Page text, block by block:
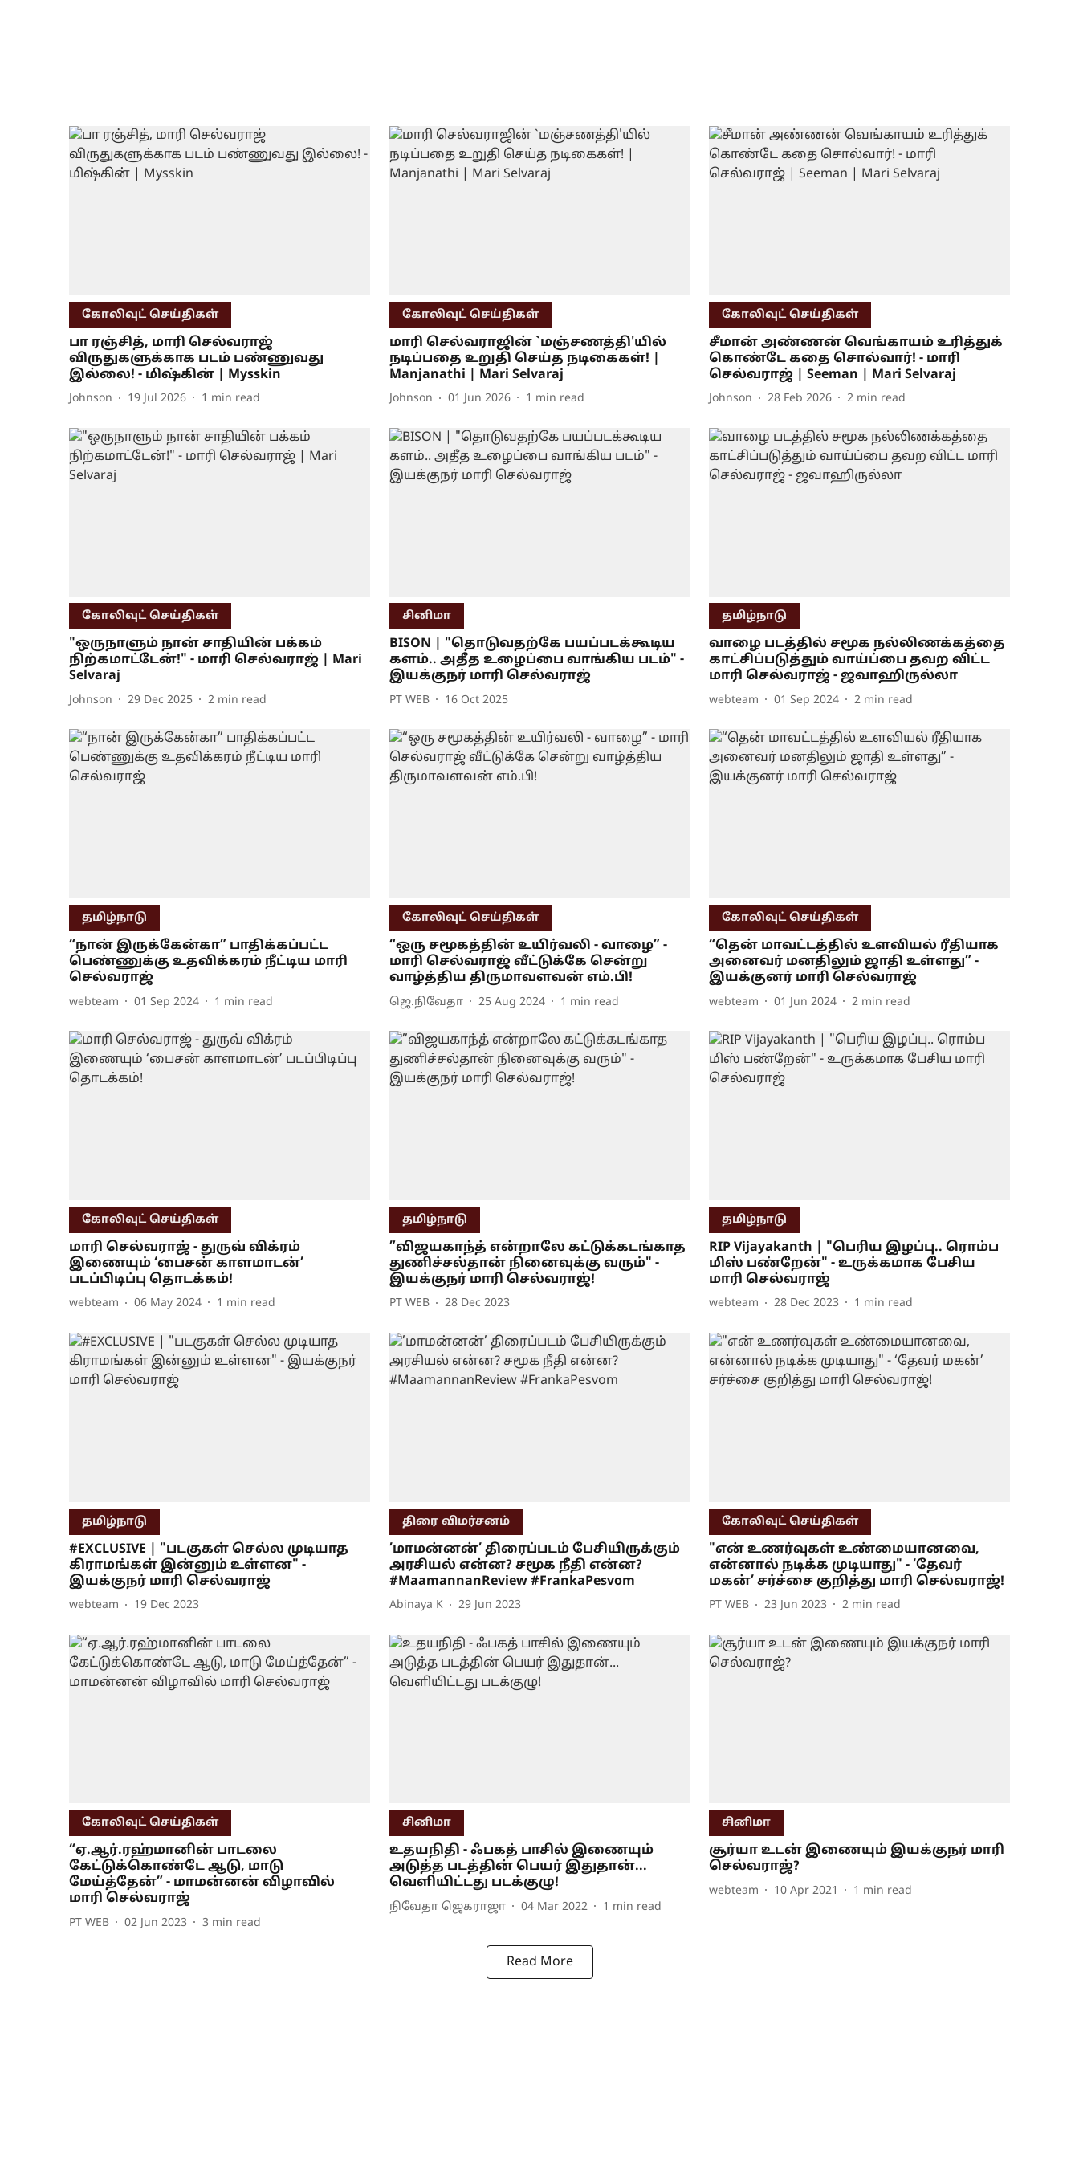
கோலிவுட் செய்திகள்
பா ரஞ்சித், மாரி செல்வராஜ்
விருதுகளுக்காக படம் பண்ணுவது
இல்லை! - மிஷ்கின் | Mysskin
Johnson 19 Jul 2026 1 min read
கோலிவுட் செய்திகள்
மாரி செல்வராஜின் `மஞ்சணத்தி'யில்
நடிப்பதை உறுதி செய்த நடிகைகள்! |
Manjanathi | Mari Selvaraj
Johnson 01 Jun 2026 1 min read
கோலிவுட் செய்திகள்
சீமான் அண்ணன் வெங்காயம் உரித்துக்
கொண்டே கதை சொல்வார்! - மாரி
செல்வராஜ் | Seeman | Mari Selvaraj
Johnson 28 Feb 2026 2 min read
கோலிவுட் செய்திகள்
"ஒருநாளும் நான் சாதியின் பக்கம்
நிற்கமாட்டேன்!" - மாரி செல்வராஜ் | Mari
Selvaraj
Johnson 29 Dec 2025 2 min read
சினிமா
BISON | "தொடுவதற்கே பயப்படக்கூடிய
களம்.. அதீத உழைப்பை வாங்கிய படம்" -
இயக்குநர் மாரி செல்வராஜ்
PT WEB 16 Oct 2025
தமிழ்நாடு
வாழை படத்தில் சமூக நல்லிணக்கத்தை
காட்சிப்படுத்தும் வாய்ப்பை தவற விட்ட
மாரி செல்வராஜ் - ஜவாஹிருல்லா
webteam 01 Sep 2024 2 min read
தமிழ்நாடு
“நான் இருக்கேன்கா” பாதிக்கப்பட்ட
பெண்ணுக்கு உதவிக்கரம் நீட்டிய மாரி
செல்வராஜ்
webteam 01 Sep 2024 1 min read
கோலிவுட் செய்திகள்
“ஒரு சமூகத்தின் உயிர்வலி - வாழை” -
மாரி செல்வராஜ் வீட்டுக்கே சென்று
வாழ்த்திய திருமாவளவன் எம்.பி!
ஜெ.நிவேதா 25 Aug 2024 1 min read
கோலிவுட் செய்திகள்
“தென் மாவட்டத்தில் உளவியல் ரீதியாக
அனைவர் மனதிலும் ஜாதி உள்ளது” -
இயக்குனர் மாரி செல்வராஜ்
webteam 01 Jun 2024 2 min read
கோலிவுட் செய்திகள்
மாரி செல்வராஜ் - துருவ் விக்ரம்
இணையும் ‘பைசன் காளமாடன்’
படப்பிடிப்பு தொடக்கம்!
webteam 06 May 2024 1 min read
தமிழ்நாடு
”விஜயகாந்த் என்றாலே கட்டுக்கடங்காத
துணிச்சல்தான் நினைவுக்கு வரும்" -
இயக்குநர் மாரி செல்வராஜ்!
PT WEB 28 Dec 2023
தமிழ்நாடு
RIP Vijayakanth | "பெரிய இழப்பு.. ரொம்ப
மிஸ் பண்றேன்" - உருக்கமாக பேசிய
மாரி செல்வராஜ்
webteam 28 Dec 2023 1 min read
தமிழ்நாடு
#EXCLUSIVE | "படகுகள் செல்ல முடியாத
கிராமங்கள் இன்னும் உள்ளன" -
இயக்குநர் மாரி செல்வராஜ்
webteam 19 Dec 2023
திரை விமர்சனம்
’மாமன்னன்’ திரைப்படம் பேசியிருக்கும்
அரசியல் என்ன? சமூக நீதி என்ன?
#MaamannanReview #FrankaPesvom
Abinaya K 29 Jun 2023
கோலிவுட் செய்திகள்
"என் உணர்வுகள் உண்மையானவை,
என்னால் நடிக்க முடியாது" - ‘தேவர்
மகன்’ சர்ச்சை குறித்து மாரி செல்வராஜ்!
PT WEB 23 Jun 2023 2 min read
கோலிவுட் செய்திகள்
“ஏ.ஆர்.ரஹ்மானின் பாடலை
கேட்டுக்கொண்டே ஆடு, மாடு
மேய்த்தேன்” - மாமன்னன் விழாவில்
மாரி செல்வராஜ்
PT WEB 02 Jun 2023 3 min read
சினிமா
உதயநிதி - ஃபகத் பாசில் இணையும்
அடுத்த படத்தின் பெயர் இதுதான்...
வெளியிட்டது படக்குழு!
நிவேதா ஜெகராஜா 04 Mar 2022 1 min read
சினிமா
சூர்யா உடன் இணையும் இயக்குநர் மாரி
செல்வராஜ்?
webteam 10 Apr 2021 1 min read
Read More